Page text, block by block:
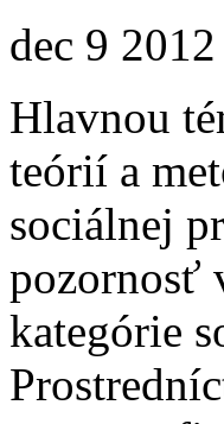
dec 9 2012
Hlavnou
teórií a
sociálnej
pozornosť
kategórie